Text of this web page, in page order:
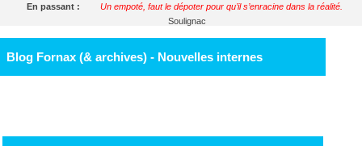
En passant :
Un empoté, faut le dépoter pour qu’il s’enracine dans la réalité.
Soulignac
Blog Fornax (& archives) - Nouvelles internes